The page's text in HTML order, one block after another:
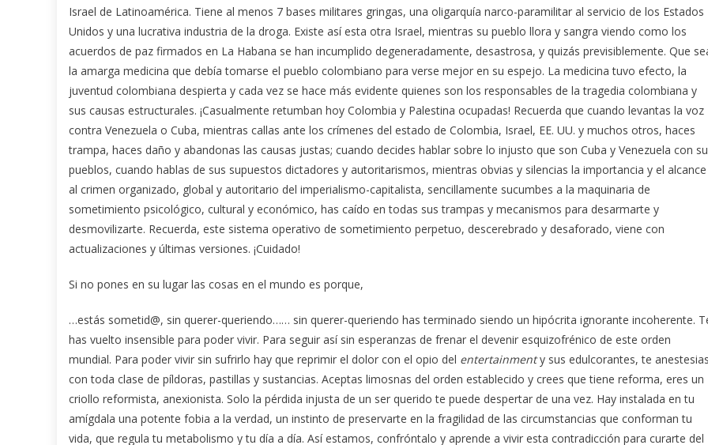
Israel de Latinoamérica. Tiene al menos 7 bases militares gringas, una oligarquía narco-paramilitar al servicio de los Estados
Unidos y una lucrativa industria de la droga. Existe así esta otra Israel, mientras su pueblo llora y sangra viendo como los
acuerdos de paz firmados en La Habana se han incumplido degeneradamente, desastrosa, y quizás previsiblemente. Que
la amarga medicina que debía tomarse el pueblo colombiano para verse mejor en su espejo. La medicina tuvo efecto, la
juventud colombiana despierta y cada vez se hace más evidente quienes son los responsables de la tragedia colombiana y
sus causas estructurales. ¡Casualmente retumban hoy Colombia y Palestina ocupadas! Recuerda que cuando levantas la voz
contra Venezuela o Cuba, mientras callas ante los crímenes del estado de Colombia, Israel, EE. UU. y muchos otros, haces
trampa, haces daño y abandonas las causas justas; cuando decides hablar sobre lo injusto que son Cuba y Venezuela con
pueblos, cuando hablas de sus supuestos dictadores y autoritarismos, mientras obvias y silencias la importancia y el alcance
al crimen organizado, global y autoritario del imperialismo-capitalista, sencillamente sucumbes a la maquinaria de
sometimiento psicológico, cultural y económico, has caído en todas sus trampas y mecanismos para desarmarte y
desmovilizarte. Recuerda, este sistema operativo de sometimiento perpetuo, descerebrado y desaforado, viene con
actualizaciones y últimas versiones. ¡Cuidado!
Si no pones en su lugar las cosas en el mundo es porque,
…estás sometid@, sin querer-queriendo…… sin querer-queriendo has terminado siendo un hipócrita ignorante incoherente.
has vuelto insensible para poder vivir. Para seguir así sin esperanzas de frenar el devenir esquizofrénico de este orden
mundial. Para poder vivir sin sufrirlo hay que reprimir el dolor con el opio del entertainmenty sus edulcorantes, te
con toda clase de píldoras, pastillas y sustancias. Aceptas limosnas del orden establecido y crees que tiene reforma, eres un
criollo reformista, anexionista. Solo la pérdida injusta de un ser querido te puede despertar de una vez. Hay instalada en tu
amígdala una potente fobia a la verdad, un instinto de preservarte en la fragilidad de las circumstancias que conforman tu
vida, que regula tu metabolismo y tu día a día. Así estamos, confróntalo y aprende a vivir esta contradicción para curarte del